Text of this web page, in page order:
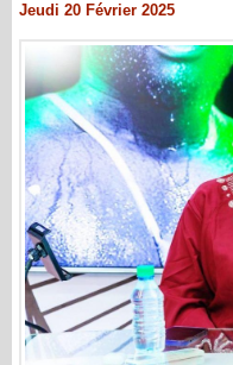
Jeudi 20 Février 2025